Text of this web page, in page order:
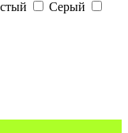
Серый